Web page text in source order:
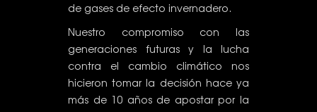
de gases de efecto invernadero.
Nuestro compromiso con las
generaciones futuras y la lucha
contra el cambio climático nos
hicieron tomar la decisión hace ya
más de 10 años de apostar por la